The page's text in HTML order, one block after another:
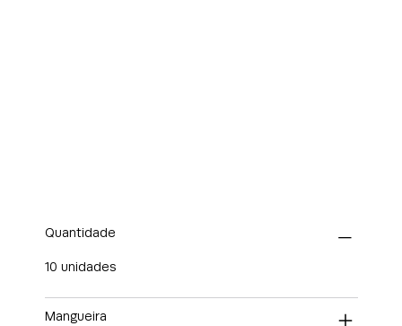
Quantidade
10 unidades
Mangueira